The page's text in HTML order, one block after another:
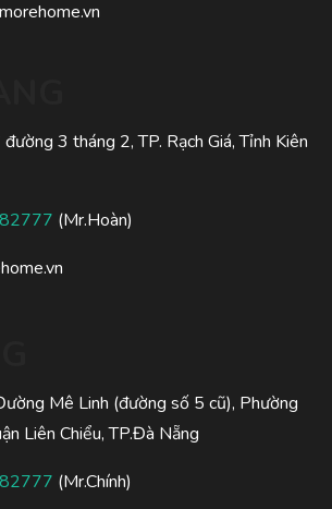
3 tháng 2, TP. Rạch Giá, Tỉnh Kiên
(Mr.Hoàn)
Mê Linh (đường số 5 cũ), Phường
Liên Chiểu, TP.Đà Nẵng
(Mr.Chính)